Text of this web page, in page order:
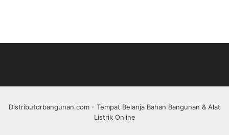
Distributorbangunan.com - Tempat Belanja Bahan Bangunan & Alat
Listrik Online